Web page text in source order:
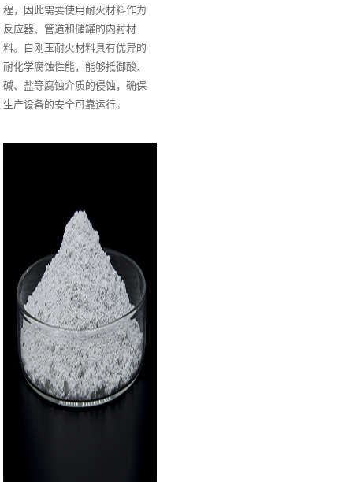
程，因此需要使用耐火材料作为
反应器、管道和储罐的内衬材
料。白刚玉耐火材料具有优异的
耐化学腐蚀性能，能够抵御酸、
碱、盐等腐蚀介质的侵蚀，确保
生产设备的安全可靠运行。